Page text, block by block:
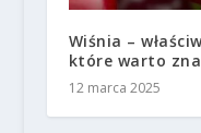
Wiśnia –
które warto
12 marca 2025